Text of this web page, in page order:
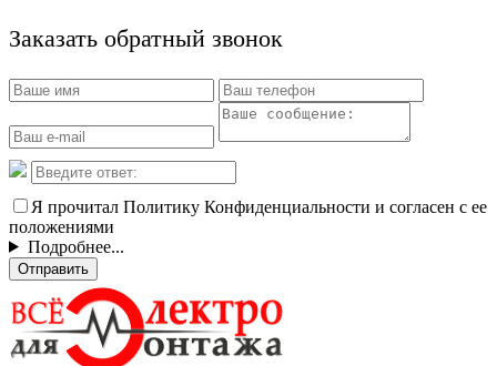
Заказать обратный звонок
Я прочитал Политику Конфиденциальности и согласен с ее
положениями
Подробнее...
Отправить